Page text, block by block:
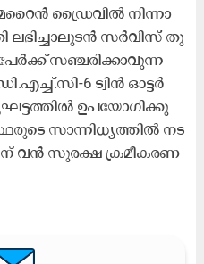
​ഡ്രൈ​വി​ൽ നി​ന്നാ​
ല​ഭി​ച്ചാ​ലു​ട​ൻ സ​ർ​വി​സ്​ തു​
സ​ഞ്ച​രി​ക്കാ​വു​ന്ന
6 ട്വി​ൻ ഓ​ട്ട​ർ
ഉ​പ​യോ​ഗി​ക്കു​
സാ​ന്നി​ധ്യ​ത്തി​ൽ ന​ട​
വ​ൻ സു​ര​ക്ഷ ക്ര​മീ​ക​ര​ണ​